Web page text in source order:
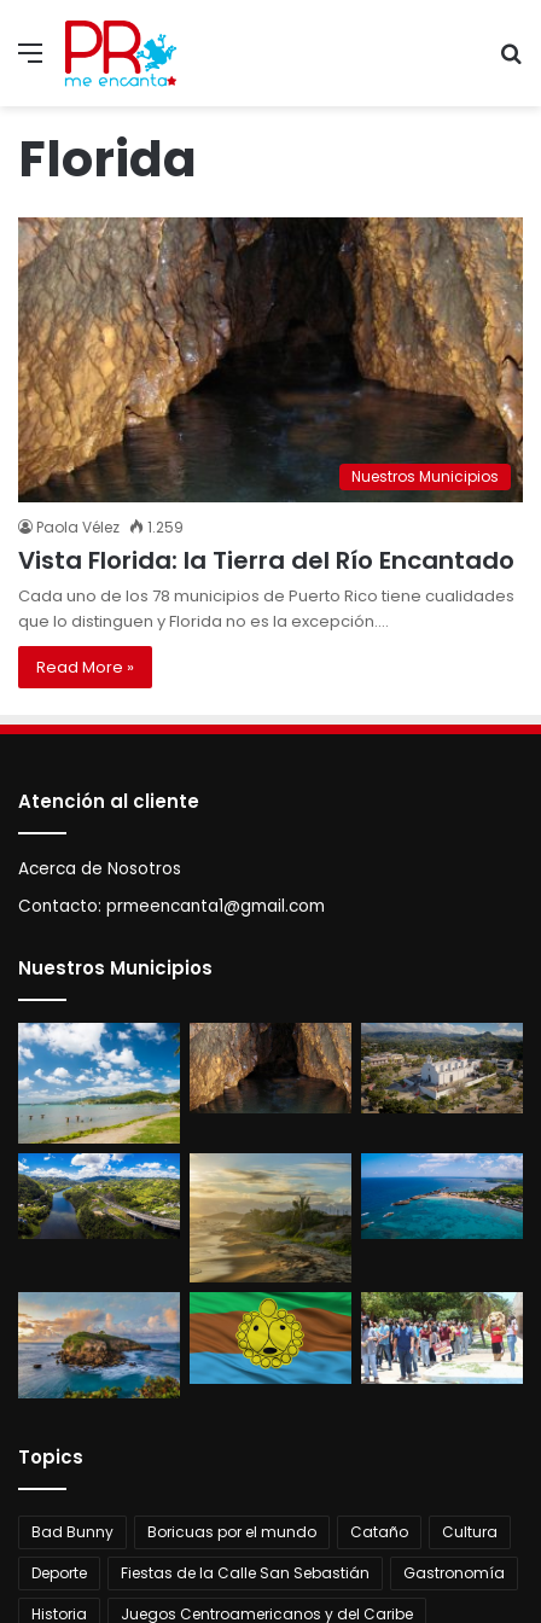
Menu
Florida
Nuestros Municipios
Paola Vélez 1.259
Vista Florida: la Tierra del Río Encantado
Cada uno de los 78 municipios de Puerto Rico tiene cualidades
que lo distinguen y Florida no es la excepción.…
Read More »
Atención al cliente
Acerca de Nosotros
Contacto: prmeencanta1@gmail.com
Nuestros Municipios
Topics
Bad Bunny Boricuas por el mundo Cataño
Cultura
Deporte
Fiestas de la Calle San Sebastián
Gastronomía
Historia
Juegos Centroamericanos y del Caribe